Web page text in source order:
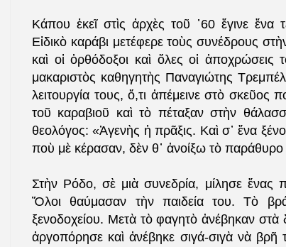
Κάπου ἐκεῖ στὶς ἀρχὲς τοῦ ᾽60 ἔγινε ἕνα
Εἰδικὸ καράβι μετέφερε τοὺς συνέδρους
καὶ οἱ ὀρθόδοξοι καὶ ὅλες οἱ ἀποχρώσεις
μακαριστὸς καθηγητὴς Παναγιώτης
λειτουργία τους, ὅ,τι ἀπέμεινε στὸ σκεῦος
τοῦ καραβιοῦ καὶ τὸ πέταξαν στὴν
θεολόγος: «Ἀγενὴς ἡ πρᾶξις. Καὶ σ᾽ ἕνα
ποὺ μὲ κέρασαν, δὲν θ᾽ ἀνοίξω τὸ
Στὴν Ρόδο, σὲ μιὰ συνεδρία, μίλησε ἕνας
Ὅλοι θαύμασαν τὴν παιδεία του. Τὸ
ξενοδοχείου. Μετὰ τὸ φαγητὸ ἀνέβηκαν
ἀργοπόρησε καὶ ἀνέβηκε σιγά-σιγὰ νὰ βρῆ